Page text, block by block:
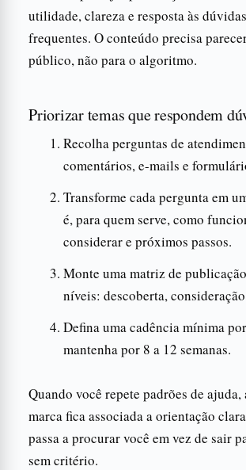
utilidade, clareza e resposta às
frequentes. O conteúdo precisa
público, não para o algoritmo.
Priorizar temas que respondem
Recolha perguntas de
comentários, e-mails e
Transforme cada pergunta em
é, para quem serve, como
considerar e próximos passos.
Monte uma matriz de
níveis: descoberta,
Defina uma cadência mínima
mantenha por 8 a 12 semanas.
Quando você repete padrões de ajuda,
marca fica associada a orientação
passa a procurar você em vez de sair
sem critério.